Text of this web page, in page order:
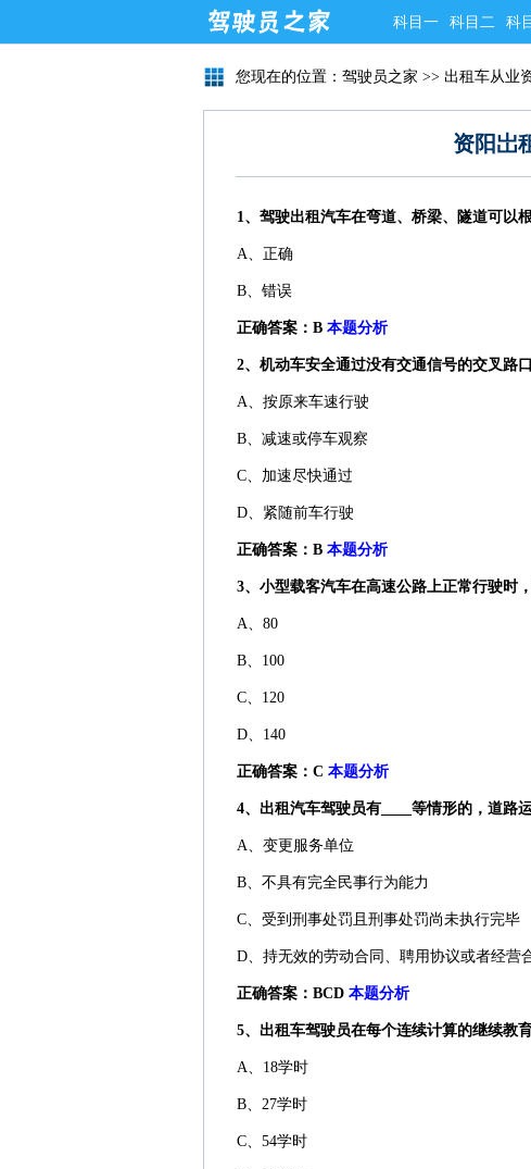
科目一 科目二 科
您现在的位置： 驾驶员之家 >> 出租车从业
资阳岀
1、驾驶出租汽车在弯道、桥梁、隧道可以
A、正确
B、错误
正确答案：B 本题分析
2、机动车安全通过没有交通信号的交叉路口
A、按原来车速行驶
B、减速或停车观察
C、加速尽快通过
D、紧随前车行驶
正确答案：B 本题分析
3、小型载客汽车在高速公路上正常行驶时
A、80
B、100
C、120
D、140
正确答案：C 本题分析
4、出租汽车驾驶员有____等情形的，道路
A、变更服务单位
B、不具有完全民事行为能力
C、受到刑事处罚且刑事处罚尚未执行完毕
D、持无效的劳动合同、聘用协议或者经营
正确答案：BCD 本题分析
5、出租车驾驶员在每个连续计算的继续教
A、18学时
B、27学时
C、54学时